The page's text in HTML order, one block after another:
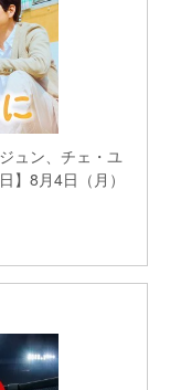
ュン、チェ・ユ
】8月4日（月）